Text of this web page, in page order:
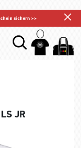
sichern >>
JR